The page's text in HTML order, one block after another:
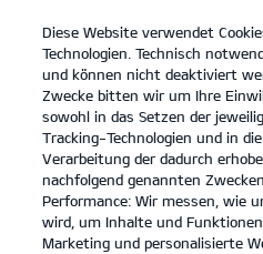
open
menu
Entdecken
... ENTDECKEN
Diese Website verwendet
Technologien. Technisch
und können nicht deaktiviert
Zwecke bitten wir um Ihre
sowohl in das Setzen der
Tracking-Technologien und in
Verarbeitung der dadurch
nachfolgend genannten
Performance: Wir messen, wie
wird, um Inhalte und
Marketing und personalisierte